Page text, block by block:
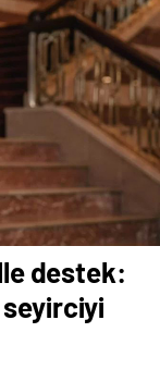
destek:
seyirciyi